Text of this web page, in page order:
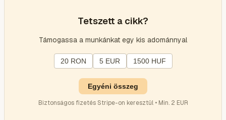
Tetszett a cikk?
Támogassa a munkánkat egy kis adománnyal
20 RON 5 EUR 1500 HUF
Egyéni összeg
Biztonságos fizetés Stripe-on keresztül • Min. 2 EUR